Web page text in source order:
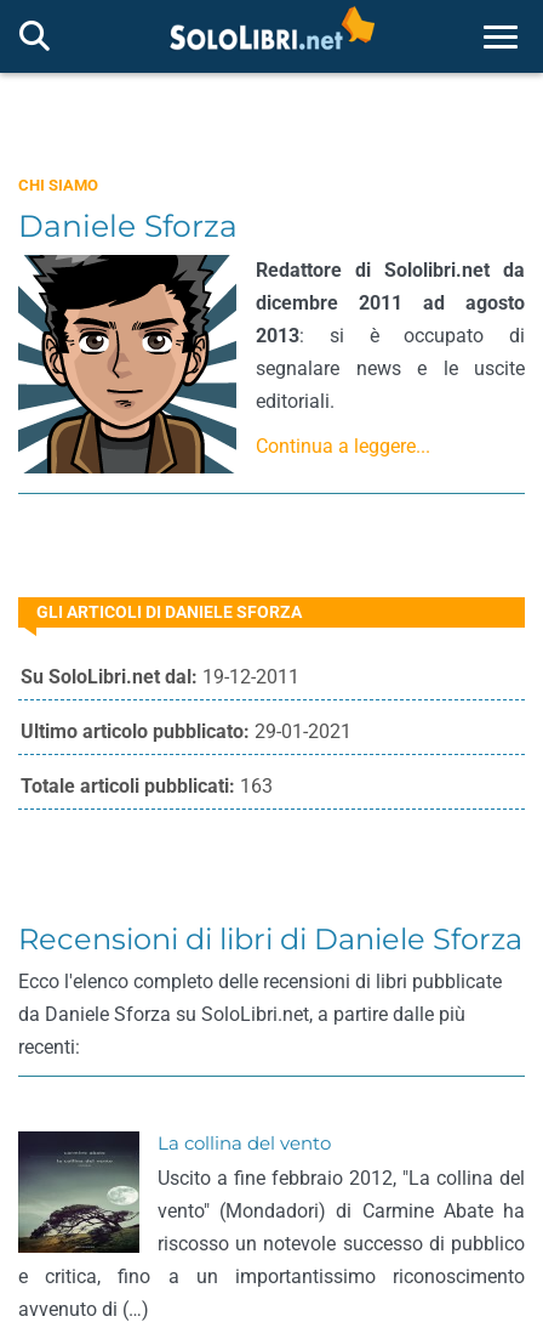
CHI SIAMO
Daniele Sforza
Redattore di Sololibri.net da
dicembre 2011 ad agosto
2013: si è occupato di
segnalare news e le uscite
editoriali.
Continua a leggere...
GLI ARTICOLI DI DANIELE SFORZA
Su SoloLibri.net dal: 19-12-2011
Ultimo articolo pubblicato: 29-01-2021
Totale articoli pubblicati: 163
Recensioni di libri di Daniele Sforza
Ecco l'elenco completo delle recensioni di libri pubblicate
da Daniele Sforza su SoloLibri.net, a partire dalle più
recenti:
La collina del vento
Uscito a fine febbraio 2012, "La collina del
vento" (Mondadori) di Carmine Abate ha
riscosso un notevole successo di pubblico
e critica, fino a un importantissimo riconoscimento
avvenuto di (…)